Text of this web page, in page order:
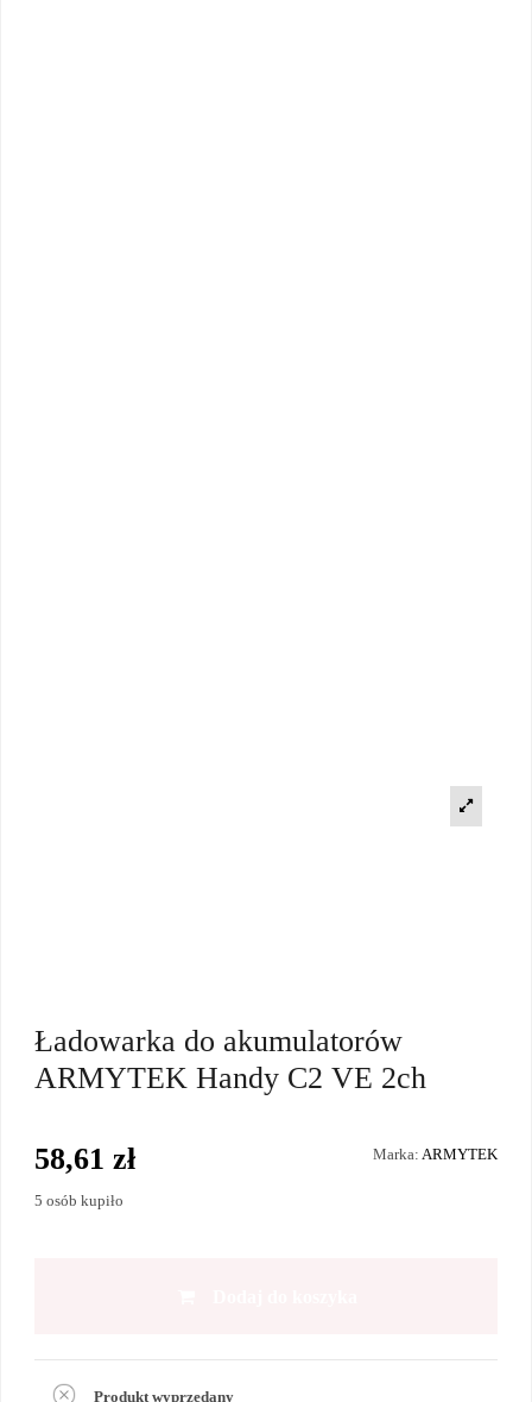
Ładowarka do akumulatorów
ARMYTEK Handy C2 VE 2ch
Marka: ARMYTEK
58,61 zł
5 osób kupiło
Produkt wyprzedany